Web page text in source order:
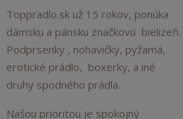
Toppradlo.sk už 15 rokov, ponúka
dámsku a pánsku značkovú bielizeň.
Podprsenky , nohavičky, pyžamá,
erotické prádlo, boxerky, a iné
druhy spodného prádla.
Našou prioritou je spokojný